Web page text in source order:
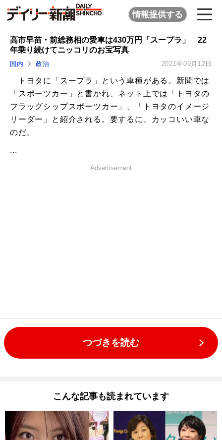
情報提供する
高市早苗・前総務相の愛車は430万円「スープラ」 22
年乗り続けてニッコリのお宝写真
国内 政治 2021年09月12日
トヨタに「スープラ」という車種がある。新聞では
「スポーツカー」と書かれ、ネット上では「トヨタの
フラッグシップスポーツカー」、「トヨタのイメージ
リーダー」と紹介される。要するに、カッコいい車な
のだ。
...
Advertisement
つづきを読む
こんな記事も読まれています